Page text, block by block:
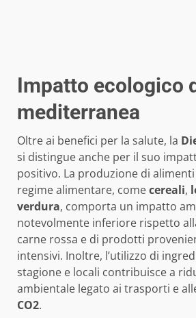
Impatto ecologico
mediterranea
Oltre ai benefici per la salute, la
si distingue anche per il suo
positivo. La produzione di
regime alimentare, comecereali,
verdura, comporta un impatto
notevolmente inferiore rispetto
carne rossa e di prodotti
intensivi. Inoltre, l’utilizzo di
stagione e locali contribuisce a
ambientale legato ai trasporti e
CO2.